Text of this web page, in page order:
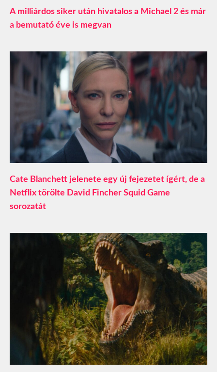
A milliárdos siker után hivatalos a Michael 2 és már
a bemutató éve is megvan
Cate Blanchett jelenete egy új fejezetet ígért, de a
Netflix törölte David Fincher Squid Game
sorozatát